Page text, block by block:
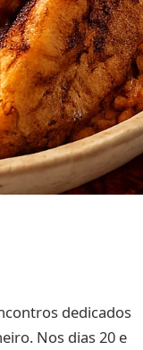
dedicados
Nos dias 20 e